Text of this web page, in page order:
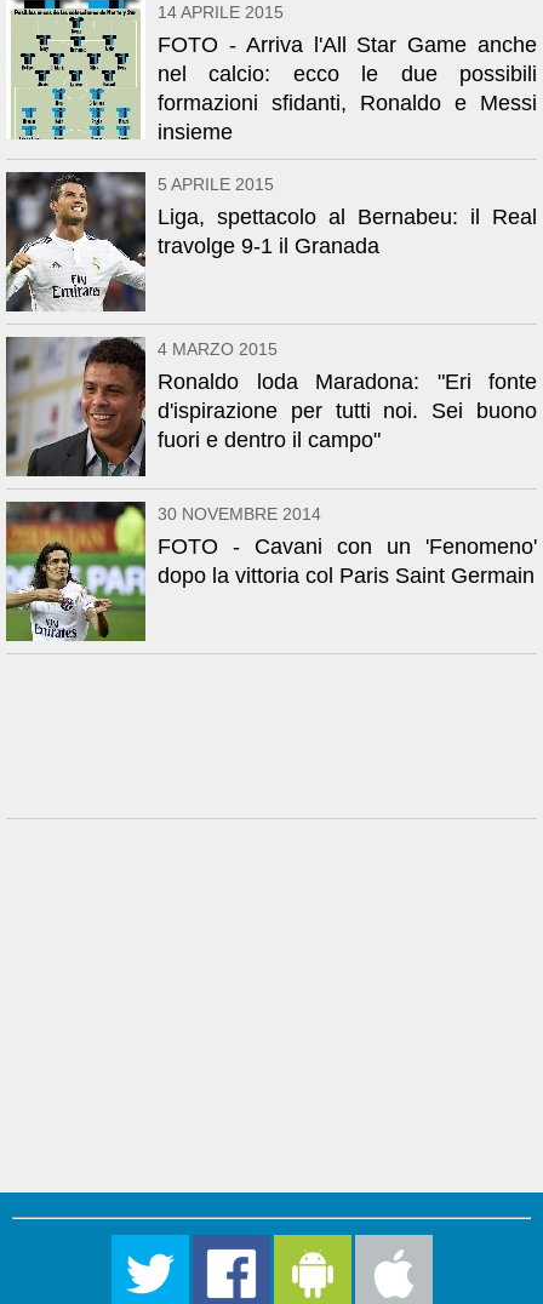
14 APRILE 2015
FOTO - Arriva l'All Star Game anche
nel calcio: ecco le due possibili
formazioni sfidanti, Ronaldo e Messi
insieme
5 APRILE 2015
Liga, spettacolo al Bernabeu: il Real
travolge 9-1 il Granada
4 MARZO 2015
Ronaldo loda Maradona: "Eri fonte
d'ispirazione per tutti noi. Sei buono
fuori e dentro il campo"
30 NOVEMBRE 2014
FOTO - Cavani con un 'Fenomeno'
dopo la vittoria col Paris Saint Germain